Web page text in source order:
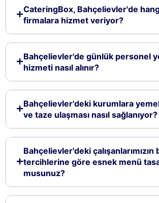
CateringBox, Bahçelievler'de
firmalara hizmet veriyor?
Bahçelievler'de günlük personel
hizmeti nasıl alınır?
Bahçelievler'deki kurumlara
ve taze ulaşması nasıl sağlanıyor?
Bahçelievler'deki çalışanlarımızın
tercihlerine göre esnek menü
musunuz?